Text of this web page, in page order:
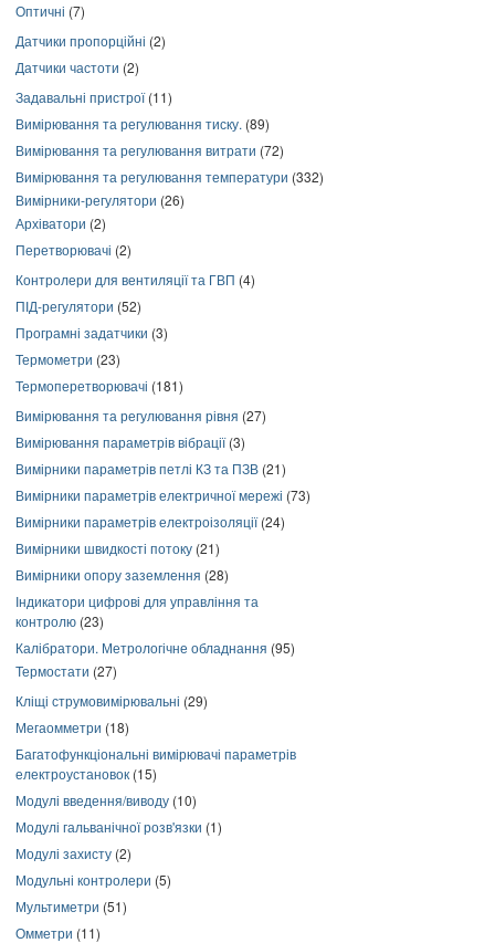
Оптичні (7)
Датчики пропорційні (2)
Датчики частоти (2)
Задавальні пристрої(11)
Вимірювання та регулювання тиску. (89)
Вимірювання та регулювання витрати (72)
Вимірювання та регулювання температури (332)
Вимірники-регулятори (26)
Архіватори (2)
Перетворювачі (2)
Контролери для вентиляції та ГВП (4)
ПІД-регулятори (52)
Програмні задатчики (3)
Термометри (23)
Термоперетворювачі (181)
Вимірювання та регулювання рівня (27)
Вимірювання параметрів вібрації(3)
Вимірники параметрів петлі КЗ та ПЗВ (21)
Вимірники параметрів електричної мережі (73)
Вимірники параметрів електроізоляції(24)
Вимірники швидкості потоку (21)
Вимірники опору заземлення (28)
Індикатори цифрові для управління та
контролю (23)
Калібратори. Метрологічне обладнання (95)
Термостати (27)
Кліщі струмовимірювальні (29)
Мегаомметри (18)
Багатофункціональні вимірювачі параметрів
електроустановок (15)
Модулі введення/виводу (10)
Модулі гальванічної розв'язки (1)
Модулі захисту (2)
Модульні контролери (5)
Мультиметри (51)
Омметри (11)